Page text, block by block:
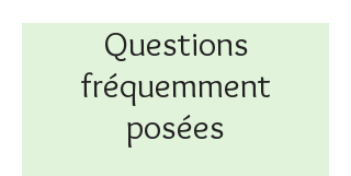
Questions
fréquemment
posées